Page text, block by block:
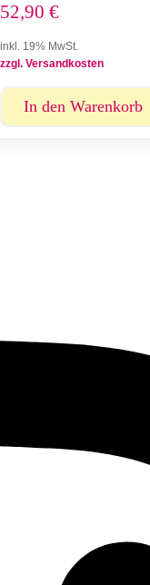
52,90 €
inkl. 19% MwSt.
zzgl. Versandkosten
In den Warenkorb